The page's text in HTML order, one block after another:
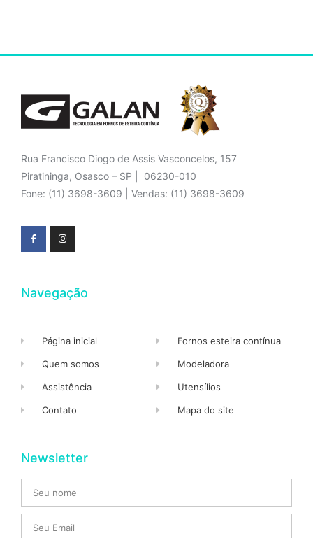
Rua Francisco Diogo de Assis Vasconcelos, 157
Piratininga, Osasco – SP | 06230-010
Fone: (11) 3698-3609 | Vendas: (11) 3698-3609
Navegação
Página inicial
Quem somos
Assistência
Contato
Fornos esteira contínua
Modeladora
Utensílios
Mapa do site
Newsletter